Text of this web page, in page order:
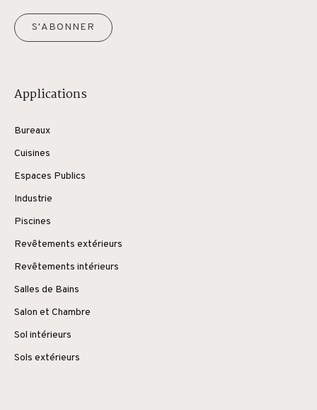
S'ABONNER
Applications
Bureaux
Cuisines
Espaces Publics
Industrie
Piscines
Revêtements extérieurs
Revêtements intérieurs
Salles de Bains
Salon et Chambre
Sol intérieurs
Sols extérieurs